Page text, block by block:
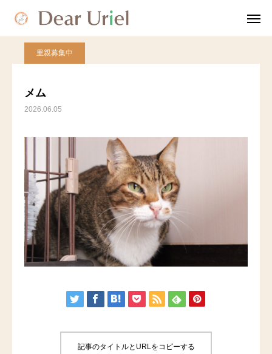
blog 里親募集中 メム
里親募集中
メム
2026.06.05
記事のタイトルとURLをコピーする
ディアウリエルについて
会社案内
相談と利用方法
問い合わせ